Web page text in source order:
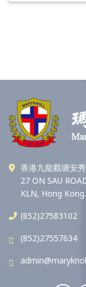
香港九龍觀塘安
27 ON SAU
KLN, Hong Kong.
(852)27583102
(852)27557634